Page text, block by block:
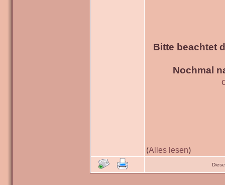
Bitte beachtet
Nochmal
(Alles lesen)